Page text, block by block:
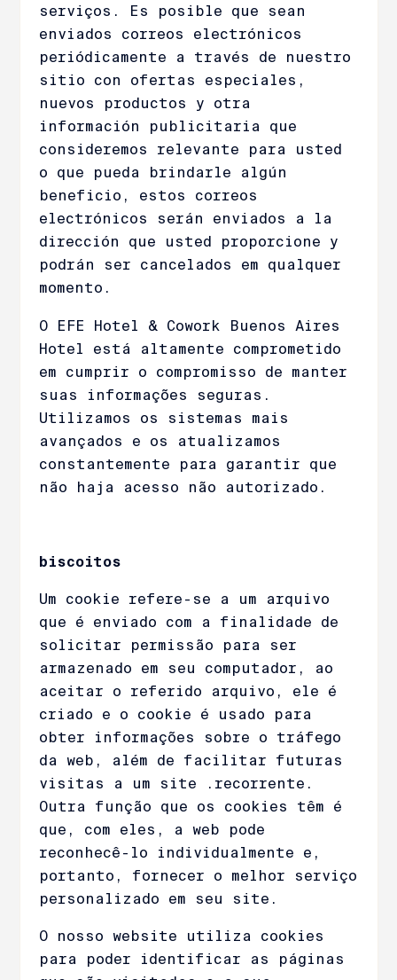
serviços. Es posible que sean
enviados correos electrónicos
periódicamente a través de nuestro
sitio con ofertas especiales,
nuevos productos y otra
información publicitaria que
consideremos relevante para usted
o que pueda brindarle algún
beneficio, estos correos
electrónicos serán enviados a la
dirección que usted proporcione y
podrán ser cancelados em qualquer
momento.
O EFE Hotel & Cowork Buenos Aires
Hotel está altamente comprometido
em cumprir o compromisso de manter
suas informações seguras.
Utilizamos os sistemas mais
avançados e os atualizamos
constantemente para garantir que
não haja acesso não autorizado.
biscoitos
Um cookie refere-se a um arquivo
que é enviado com a finalidade de
solicitar permissão para ser
armazenado em seu computador, ao
aceitar o referido arquivo, ele é
criado e o cookie é usado para
obter informações sobre o tráfego
da web, além de facilitar futuras
visitas a um site .recorrente.
Outra função que os cookies têm é
que, com eles, a web pode
reconhecê-lo individualmente e,
portanto, fornecer o melhor serviço
personalizado em seu site.
O nosso website utiliza cookies
para poder identificar as páginas